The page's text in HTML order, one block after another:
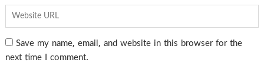
Save my name, email, and website in this browser for the
next time I comment.